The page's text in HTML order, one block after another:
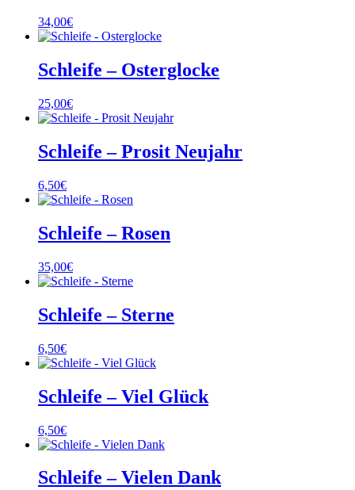
34,00€
Schleife – Osterglocke
25,00€
Schleife – Prosit Neujahr
6,50€
Schleife – Rosen
35,00€
Schleife – Sterne
6,50€
Schleife – Viel Glück
6,50€
Schleife – Vielen Dank